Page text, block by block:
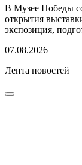
В Музее Победы
открытия
экспозиция,
07.08.2026
Лента новостей